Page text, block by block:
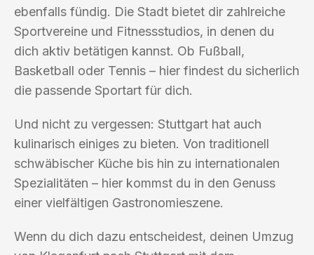
ebenfalls fündig. Die Stadt bietet dir zahlreiche
Sportvereine und Fitnessstudios, in denen du
dich aktiv betätigen kannst. Ob Fußball,
Basketball oder Tennis – hier findest du sicherlich
die passende Sportart für dich.
Und nicht zu vergessen: Stuttgart hat auch
kulinarisch einiges zu bieten. Von traditionell
schwäbischer Küche bis hin zu internationalen
Spezialitäten – hier kommst du in den Genuss
einer vielfältigen Gastronomieszene.
Wenn du dich dazu entscheidest, deinen Umzug